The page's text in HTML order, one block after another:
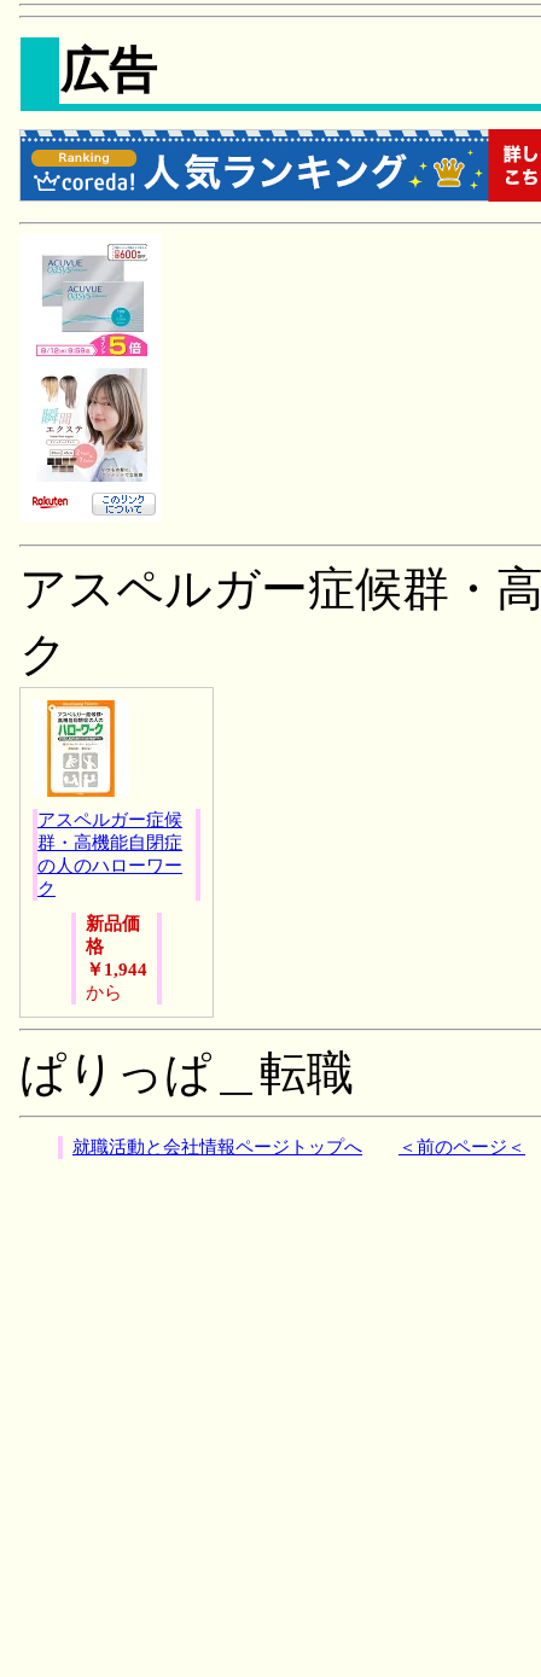
広告
アスペルガー症候群・
ク
アスペルガー症候
群・高機能自閉症
の人のハローワー
ク
新品価
格
￥1,944
から
ぱりっぱ＿転職
就職活動と会社情報ページトップへ ＜前のページ＜